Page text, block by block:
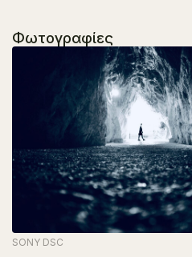
Φωτογραφίες
SONY DSC